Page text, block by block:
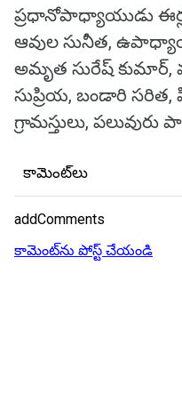
ప్రధానోపాధ్యాయుడు
ఆవుల సునీత,
అమృత సురేష్ కుమార్,
సుప్రియ, బండారి సరిత,
గ్రామస్తులు, పలువురు
కామెంట్‌లు
addComments
కామెంట్‌ను పోస్ట్ చేయండి